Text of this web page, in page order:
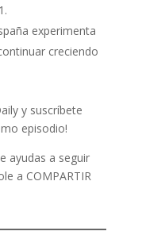
experimenta
creciendo
y suscríbete
episodio!
ayudas a seguir
a COMPARTIR